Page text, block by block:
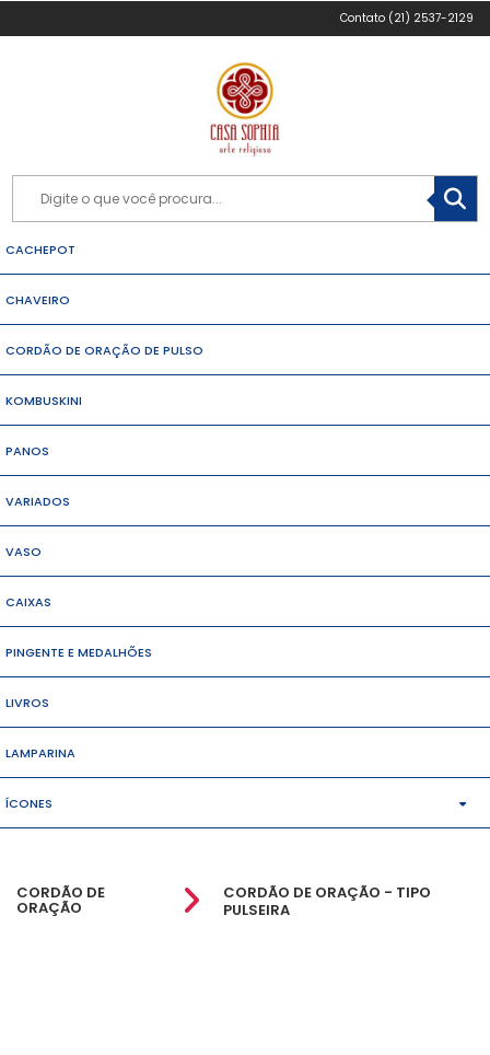
(21) 2537-2129
CACHEPOT
CHAVEIRO
CORDÃO DE ORAÇÃO DE PULSO
KOMBUSKINI
PANOS
VARIADOS
VASO
CAIXAS
PINGENTE E MEDALHÕES
LIVROS
LAMPARINA
ÍCONES
PEQUENOS
CORDÃO DE
ORAÇÃO
CORDÃO DE ORAÇÃO - TIPO
PULSEIRA